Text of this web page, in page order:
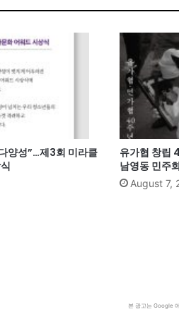
양성”…제3회 미라클
유가협 창립
남영동 민주
August 7,
본 광고는 Google